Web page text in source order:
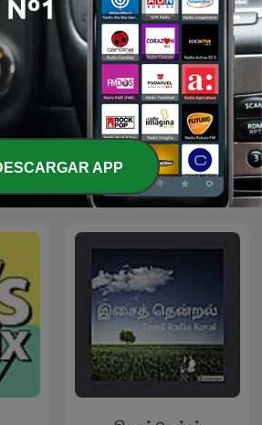
Sonido de Lluvia, Lluvia
Relajante, Lluvia Suave,
Lluvia Nocturna,
Descanso Con Lluvia
internacionales de Música
APP